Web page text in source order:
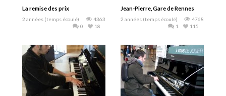
La remise des prix
2 années (temps écoulé)
4363
18
0
Jean-Pierre, Gare de Rennes
2 années (temps écoulé)
4768
115
1